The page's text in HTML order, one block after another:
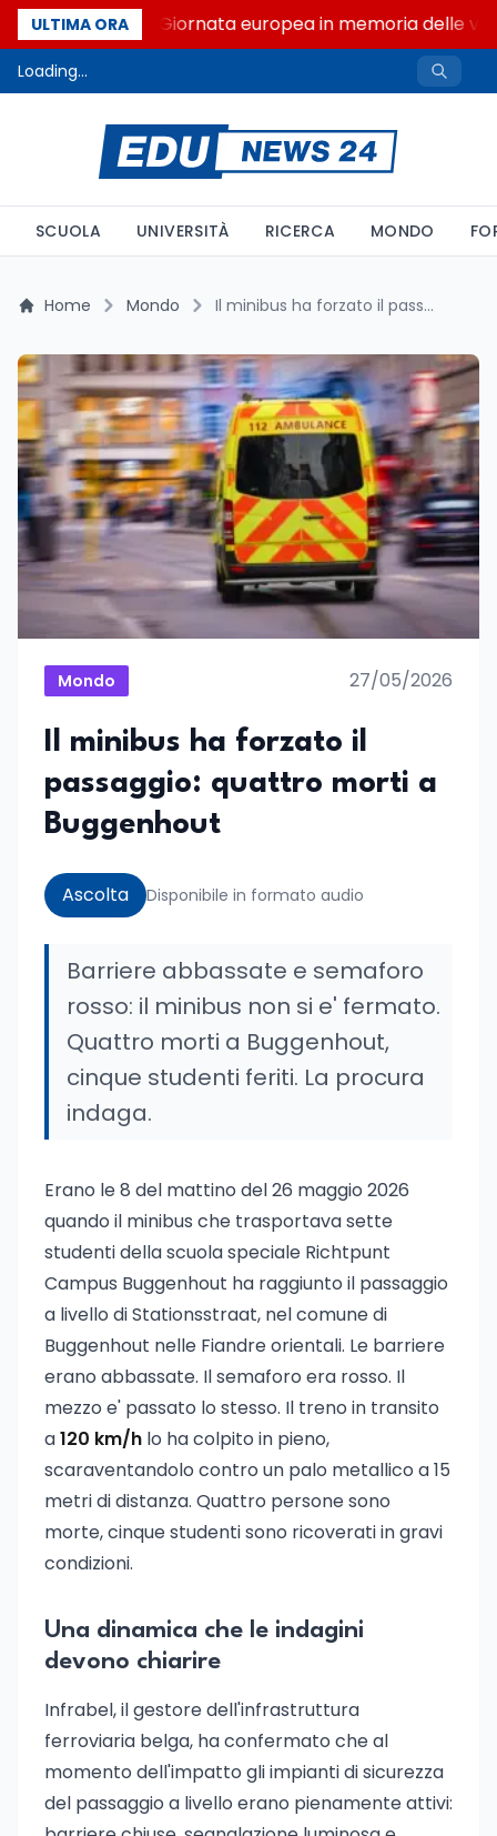
ULTIMA ORA
L'8 agosto è la Giornata europea in memoria delle
Loading...
SCUOLA UNIVERSITÀ RICERCA MONDO
Home Mondo Il minibus ha forzato il passaggio: quattro morti a Buggenhout
Mondo 27/05/2026
Il minibus ha forzato il
passaggio: quattro morti a
Buggenhout
Ascolta Disponibile in formato audio
Barriere abbassate e semaforo
rosso: il minibus non si e' fermato.
Quattro morti a Buggenhout,
cinque studenti feriti. La procura
indaga.
Erano le 8 del mattino del 26 maggio 2026
quando il minibus che trasportava sette
studenti della scuola speciale Richtpunt
Campus Buggenhout ha raggiunto il passaggio
a livello di Stationsstraat, nel comune di
Buggenhout nelle Fiandre orientali. Le barriere
erano abbassate. Il semaforo era rosso. Il
mezzo e' passato lo stesso. Il treno in transito
a120 km/h lo ha colpito in pieno,
scaraventandolo contro un palo metallico a 15
metri di distanza. Quattro persone sono
morte, cinque studenti sono ricoverati in gravi
condizioni.
Una dinamica che le indagini
devono chiarire
Infrabel, il gestore dell'infrastruttura
ferroviaria belga, ha confermato che al
momento dell'impatto gli impianti di sicurezza
del passaggio a livello erano pienamente attivi: